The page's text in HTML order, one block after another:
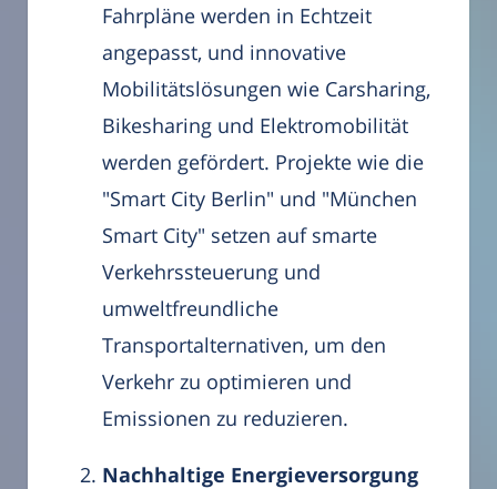
Fahrpläne werden in Echtzeit
angepasst, und innovative
Mobilitätslösungen wie Carsharing,
Bikesharing und Elektromobilität
werden gefördert. Projekte wie die
"Smart City Berlin" und "München
Smart City" setzen auf smarte
Verkehrssteuerung und
umweltfreundliche
Transportalternativen, um den
Verkehr zu optimieren und
Emissionen zu reduzieren.
Nachhaltige Energieversorgung